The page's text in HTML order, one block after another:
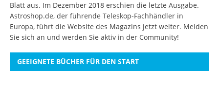
Blatt aus. Im Dezember 2018 erschien die letzte Ausgabe.
Astroshop.de, der führende Teleskop-Fachhändler in
Europa, führt die Website des Magazins jetzt weiter. Melden
Sie sich an und werden Sie aktiv in der Community!
GEEIGNETE BÜCHER FÜR DEN START